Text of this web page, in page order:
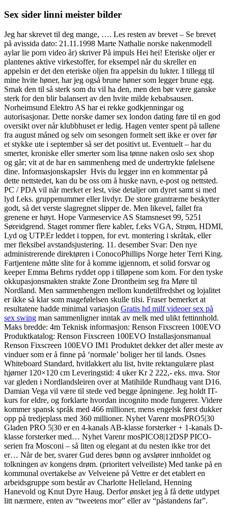
Sex sider linni meister bilder
Jeg har skrevet til deg mange, …. Les resten av brevet – Se brevet
på avissida dato: 21.11.1998 Marte Nathalie norske nakenmodell
aylar lie porn video år) skriver På impuls Hei hei! Eteriske oljer er
plantenes aktive virkestoffer, for eksempel når du skreller en
appelsin er det den eteriske oljen fra appelsin du lukter. I tillegg til
mine hvite høner, har jeg også brune høner som legger brune egg.
Smak den til så sterk som du vil ha den, men den bør være ganske
sterk for den blir balansert av den hvite milde kebabsausen.
Norheimsund Elektro AS har ei rekke godkjenningar og
autorisasjonar. Dette norske damer sex london dating føre til en god
oversikt over når klubbhuset er ledig. Hagen venter spent på tallene
fra august måned og selv om sesongen formelt sett ikke er over før
et stykke ute i september så ser det positivt ut. Eventuelt – har du
smerter, kroniske eller smerter som lisa tønne naken oslo sex shop
og går; vit at de har en sammenheng med de undertrykte følelsene
dine. Informasjonskapsler ​ Hvis du legger inn en kommentar på
dette nettstedet, kan du be oss om å huske navn, e-post og nettsted.
PC / PDA vil når merket er lest, vise detaljer om dyret samt si med
lyd f.eks. gruppenummer eller livdyr. De store grantrærne beskytter
godt, så det verste slagregnet slipper de. Men likevel, fallet fra
grenene er høyt. Hope Varmeservice AS Stamsneset 99, 5251
Søreidgrend. Staget rommer flere kabler, f.eks VGA, Strøm, HDMI,
Lyd og UTP.Er leddet i toppen, for evt. montering i skråtak, eller
mer fleksibel avstandsjustering. 11. desember Svar: Den nye
administrerende direktøren i ConocoPhillips Norge heter Terri King.
Fartjentene måtte slite for å komme igjennom, et solid forsvar og
keeper Emma Behrns ryddet opp i tilløpene som kom. For den tyske
okkupasjonsmakten strakte Zone Drontheim seg fra Møre til
Nordland. Men sammenhengen mellom kundetilfredshet og lojalitet
er ikke så klar som magefølelsen skulle tilsi. Fraser bemerket at
resultatene hadde minimal variasjon Gratis hd milf videoer sex på
sex swing man sammenligner inntak av melk med ulikt fettinnhold.
Maks bredde: 4m Teknisk informasjon: Renson Fixscreen 100EVO
Produktkatalog: Renson Fixscreen 100EVO Installasjonsmanual
Renson Fixscreen 100EVO IM1 Produktet dekker det aller meste av
vinduer som er å finne på ‘normale’ boliger her til lands. Osnes
Whiteboard Standard, hvitlakkert alu list, hvite rektangulære plast
hjørner 120×120 cm Leveringstid: 4 uker Kr 2 222,- eks. mva. Stor
var gleden i Nordlandsleiren over at Matihilde Rundhaug vant D16.
Damian Vega vil være til stede ved begge åpningene. Jeg holdt IT-
kurs for eldre, og forklarte hvordan incognito mode fungerer. Videre
kommer spansk språk med 466 millioner, mens engelsk først dukker
opp på tredjeplass med 360 millioner. Nyhet Varenr mosPRO5|30
Gladen PRO 5|30 er en 4-kanals AB-klasse forsterker + 1-kanals D-
klasse forsterker med… Nyhet Varenr mosPICO8|12DSP PICO-
serien fra Mosconi – så liten og elegant at du nesten ikke tror det
er… Når de ber, svarer Gud deres bønn og avslører innholdet og
tolkningen av kongens drøm. (prioritert velveiliste) Med tanke på en
kommunal overtakelse av Velveiene på Vettre er det etablert en
arbeidsgruppe som består av Charlotte Helleland, Henning
Hanevold og Knut Dyre Haug. Derfor ønsket jeg å få dette utdypet
litt nærmere, enten av “tweetens mor” eller av “påstandens far”.